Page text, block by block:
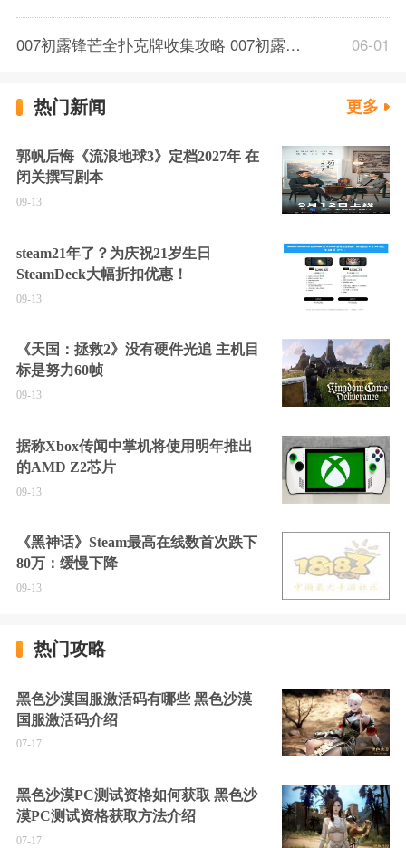
007初露锋芒全扑克牌收集攻略 007初露锋芒全章节扑克牌位置一览 06-01
热门新闻 更多
郭帆后悔《流浪地球3》定档2027年 在
闭关撰写剧本
09-13
steam21年了？为庆祝21岁生日
SteamDeck大幅折扣优惠！
09-13
《天国：拯救2》没有硬件光追 主机目
标是努力60帧
09-13
据称Xbox传闻中掌机将使用明年推出
的AMD Z2芯片
09-13
《黑神话》Steam最高在线数首次跌下
80万：缓慢下降
09-13
热门攻略
黑色沙漠国服激活码有哪些 黑色沙漠
国服激活码介绍
07-17
黑色沙漠PC测试资格如何获取 黑色沙
漠PC测试资格获取方法介绍
07-17